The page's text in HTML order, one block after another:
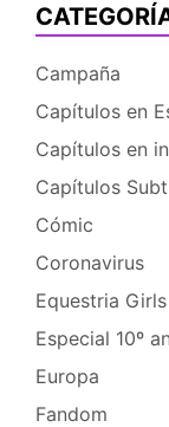
Campaña
Capítulos en
Capítulos en
Capítulos
Cómic
Coronavirus
Equestria Girls
Especial 10º
Europa
Fandom